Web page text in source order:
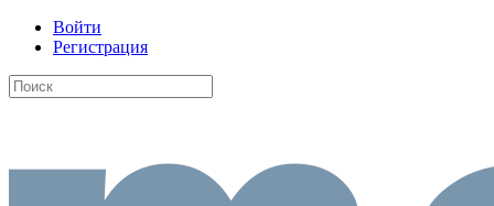
Войти
Регистрация